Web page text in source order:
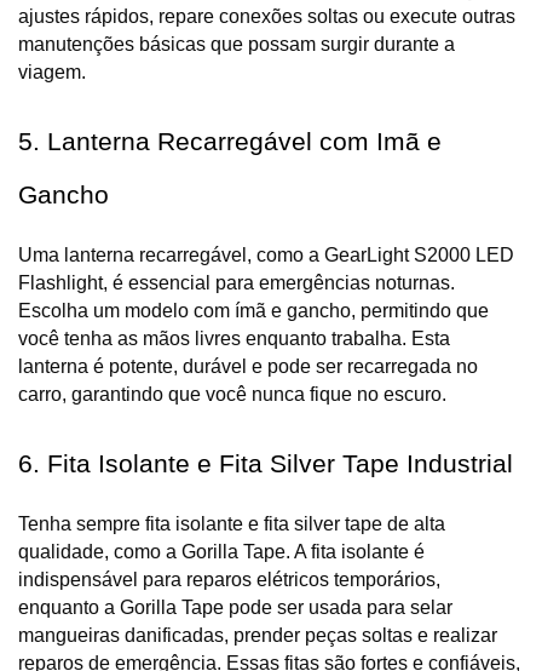
ajustes rápidos, repare conexões soltas ou execute outras
manutenções básicas que possam surgir durante a
viagem.
5. Lanterna Recarregável com Imã e
Gancho
Uma lanterna recarregável, como a GearLight S2000 LED
Flashlight, é essencial para emergências noturnas.
Escolha um modelo com ímã e gancho, permitindo que
você tenha as mãos livres enquanto trabalha. Esta
lanterna é potente, durável e pode ser recarregada no
carro, garantindo que você nunca fique no escuro.
6. Fita Isolante e Fita Silver Tape Industrial
Tenha sempre fita isolante e fita silver tape de alta
qualidade, como a Gorilla Tape. A fita isolante é
indispensável para reparos elétricos temporários,
enquanto a Gorilla Tape pode ser usada para selar
mangueiras danificadas, prender peças soltas e realizar
reparos de emergência. Essas fitas são fortes e confiáveis,